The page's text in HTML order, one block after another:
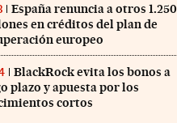
España renuncia a otros 1.250
en créditos del plan de
europeo
BlackRock evita los bonos a
plazo y apuesta por los
cortos